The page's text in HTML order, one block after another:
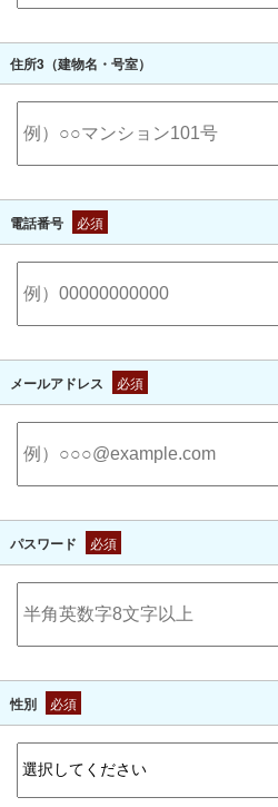
住所3（建物名・号室）
電話番号 必須
メールアドレス 必須
パスワード 必須
性別 必須